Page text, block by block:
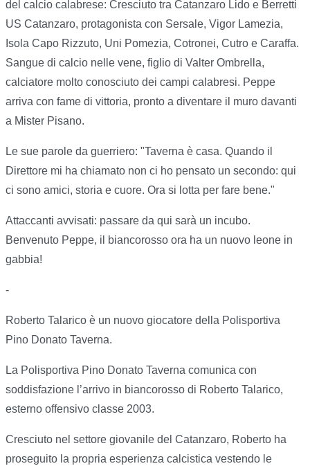
del calcio calabrese: Cresciuto tra Catanzaro Lido e Berretti
US Catanzaro, protagonista con Sersale, Vigor Lamezia,
Isola Capo Rizzuto, Uni Pomezia, Cotronei, Cutro e Caraffa.
Sangue di calcio nelle vene, figlio di Valter Ombrella,
calciatore molto conosciuto dei campi calabresi. Peppe
arriva con fame di vittoria, pronto a diventare il muro davanti
a Mister Pisano.
Le sue parole da guerriero: "Taverna è casa. Quando il
Direttore mi ha chiamato non ci ho pensato un secondo: qui
ci sono amici, storia e cuore. Ora si lotta per fare bene."
Attaccanti avvisati: passare da qui sarà un incubo.
Benvenuto Peppe, il biancorosso ora ha un nuovo leone in
gabbia!
-
Roberto Talarico è un nuovo giocatore della Polisportiva
Pino Donato Taverna.
La Polisportiva Pino Donato Taverna comunica con
soddisfazione l’arrivo in biancorosso di Roberto Talarico,
esterno offensivo classe 2003.
Cresciuto nel settore giovanile del Catanzaro, Roberto ha
proseguito la propria esperienza calcistica vestendo le